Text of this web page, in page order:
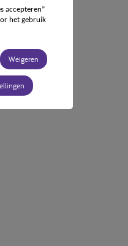
accepteren”
het gebruik
Weigeren